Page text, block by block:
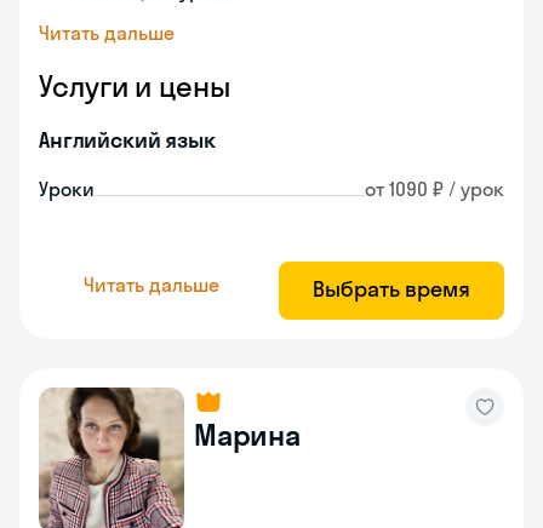
Читать дальше
Услуги и цены
Английский язык
Уроки от 1090 ₽ / урок
Читать дальше Выбрать время
Марина